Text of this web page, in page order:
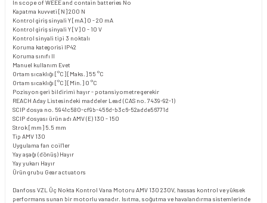
In scope of WEEE and contain batteries No
Kapatma kuvveti [N]200 N
Kontrol giriş sinyali Y [mA] 0 - 20 mA
Kontrol giriş sinyali Y [V] 0 - 10 V
Kontrol sinyali tipi 3 noktalı
Koruma kategorisi IP42
Koruma sınıfı II
Manuel kullanım Evet
Ortam sıcaklığı [°C] [Maks.] 55 °C
Ortam sıcaklığı [°C] [Min.] 0 °C
Pozisyon geri bildirimi hayır - potansiyometre gerekir
REACH Aday Listesindeki maddeler Lead (CAS no. 7439-92-1)
SCIP dosya no. 5941c580-cf9b-456d-b3c6-52adde56771d
SCIP dosyası ürün adı AMV (E) 130 - 150
Strok [mm] 5.5 mm
Tip AMV 130
Uygulama fan coil’ler
Yay aşağı (dönüş) Hayır
Yay yukarı Hayır
Ürün grubu Gear actuators
Danfoss VZL Üç Nokta Kontrol Vana Motoru AMV 130 230V, hassas kontrol ve yüksek
performans sunan bir motorlu vanadır. Isıtma, soğutma ve havalandırma sistemlerinde